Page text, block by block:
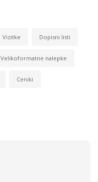
Vizitke Dopisni listi
Velikoformatne nalepke
Ceniki